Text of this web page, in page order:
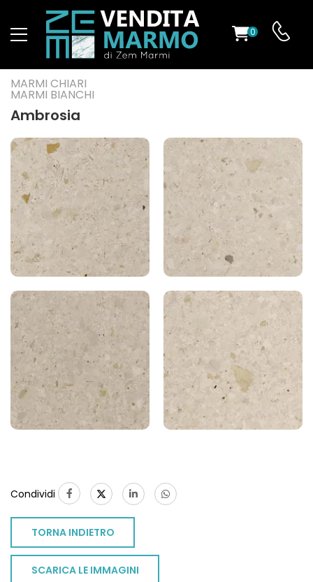
0
MARMI CHIARI
MARMI BIANCHI
Ambrosia
Condividi
TORNA INDIETRO
SCARICA LE IMMAGINI